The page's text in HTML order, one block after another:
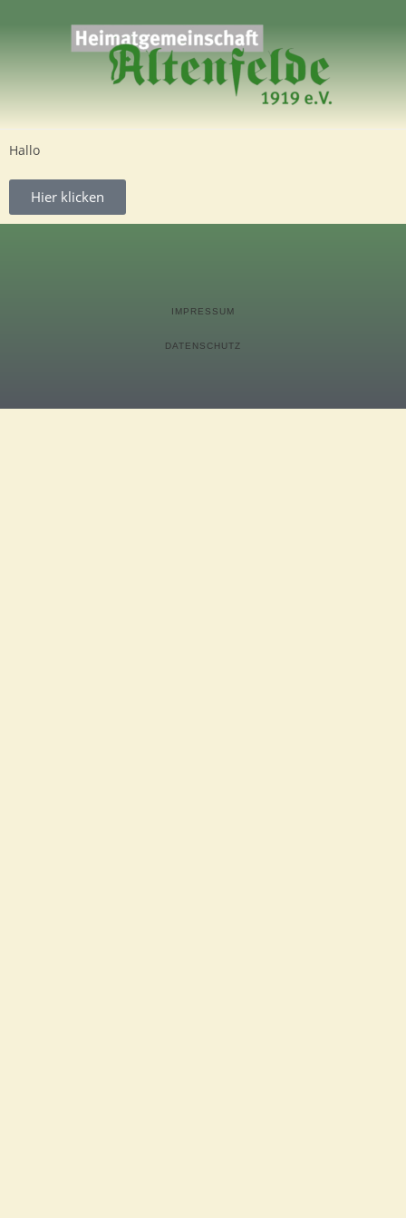
Hallo
Hier klicken
IMPRESSUM
DATENSCHUTZ